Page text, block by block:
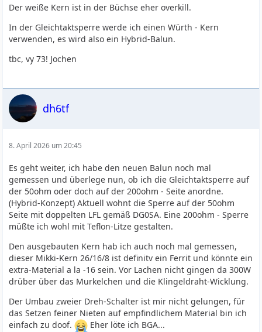
Der weiße Kern ist in der Büchse eher overkill.
In der Gleichtaktsperre werde ich einen Würth - Kern
verwenden, es wird also ein Hybrid-Balun.
tbc, vy 73! Jochen
dh6tf
8. April 2026 um 20:45
Es geht weiter, ich habe den neuen Balun noch mal
gemessen und überlege nun, ob ich die Gleichtaktsperre auf
der 50ohm oder doch auf der 200ohm - Seite anordne.
(Hybrid-Konzept) Aktuell wohnt die Sperre auf der 50ohm
Seite mit doppelten LFL gemäß DG0SA. Eine 200ohm - Sperre
müßte ich wohl mit Teflon-Litze gestalten.
Den ausgebauten Kern hab ich auch noch mal gemessen,
dieser Mikki-Kern 26/16/8 ist definitv ein Ferrit und könnte ein
extra-Material a la -16 sein. Vor Lachen nicht gingen da 300W
drüber über das Murkelchen und die Klingeldraht-Wicklung.
Der Umbau zweier Dreh-Schalter ist mir nicht gelungen, für
das Setzen feiner Nieten auf empfindlichem Material bin ich
einfach zu doof.
Eher löte ich BGA...